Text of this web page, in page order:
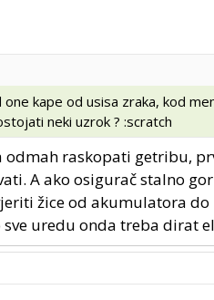
kape od usisa zraka, kod
neki uzrok ? :scratch
odmah raskopati getribu,
A ako osigurač stalno
žice od akumulatora do
sve uredu onda treba dirat